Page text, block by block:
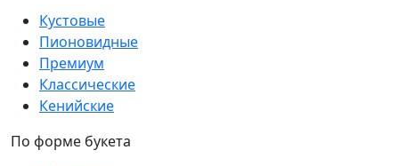
Кустовые
Пионовидные
Премиум
Классические
Кенийские
По форме букета